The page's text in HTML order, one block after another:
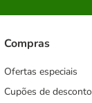
Compras
Ofertas especiais
Cupões de desconto